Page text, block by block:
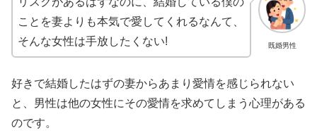
既婚男性
ことを妻よりも本気で愛してくれるなんて、
そんな女性は手放したくない!
好きで結婚したはずの妻からあまり愛情を感じられない
と、男性は他の女性にその愛情を求めてしまう心理がある
のです。